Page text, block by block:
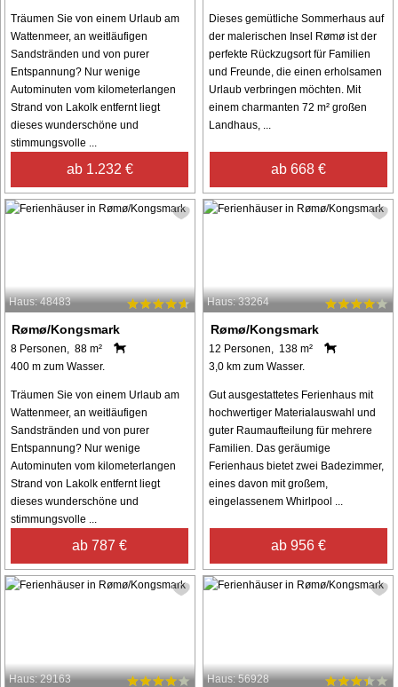
Träumen Sie von einem Urlaub am
Wattenmeer, an weitläufigen
Sandstränden und von purer
Entspannung? Nur wenige
Autominuten vom kilometerlangen
Strand von Lakolk entfernt liegt
dieses wunderschöne und
stimmungsvolle ...
ab 1.232 €
Dieses gemütliche Sommerhaus auf
der malerischen Insel Rømø ist der
perfekte Rückzugsort für Familien
und Freunde, die einen erholsamen
Urlaub verbringen möchten. Mit
einem charmanten 72 m² großen
Landhaus, ...
ab 668 €
Haus: 48483
Rømø/Kongsmark
8 Personen, 88 m²
400 m zum Wasser.
Träumen Sie von einem Urlaub am
Wattenmeer, an weitläufigen
Sandstränden und von purer
Entspannung? Nur wenige
Autominuten vom kilometerlangen
Strand von Lakolk entfernt liegt
dieses wunderschöne und
stimmungsvolle ...
ab 787 €
Haus: 33264
Rømø/Kongsmark
12 Personen, 138 m²
3,0 km zum Wasser.
Gut ausgestattetes Ferienhaus mit
hochwertiger Materialauswahl und
guter Raumaufteilung für mehrere
Familien. Das geräumige
Ferienhaus bietet zwei Badezimmer,
eines davon mit großem,
eingelassenem Whirlpool ...
ab 956 €
Haus: 29163 Haus: 56928